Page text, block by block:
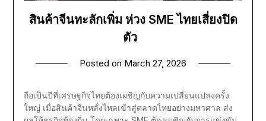
สินค้าจีนทะลักเพิ่ม ห่วง SME ไทยเสี่ยงปิด
ตัว
Posted on March 27, 2026
ถือเป็นปีที่เศรษฐกิจไทยต้องเผชิญกับความเปลี่ยนแปลงครั้ง
ใหญ่ เมื่อสินค้าจีนหลั่งไหลเข้าสู่ตลาดไทยอย่างมหาศาล ส่ง